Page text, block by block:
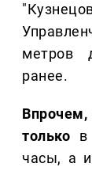
метров
ранее.
Впрочем,
только в
часы, а